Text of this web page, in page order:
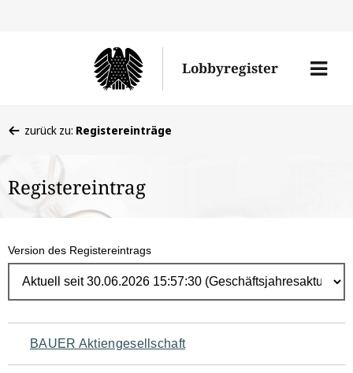
Lobbyregister
Menü
befinden
hier:
zurück zu: Registereinträge
Registereintrag
Version des Registereintrags
Navigation
BAUER Aktiengesellschaft